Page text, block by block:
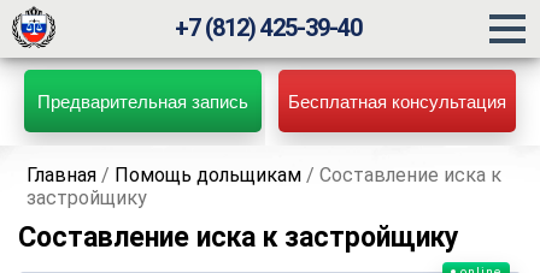
Предварительная запись Бесплатная консультация
+7 (812) 425-39-40
Главная / Помощь дольщикам /Составление иска к
застройщику
Составление иска к застройщику